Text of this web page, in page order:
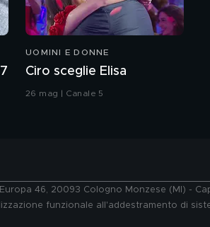
UOMINI E DONNE
Ciro sceglie Elisa
26 mag | Canale 5
46, 20093 Cologno Monzese (MI) -
funzionale all'addestramento di